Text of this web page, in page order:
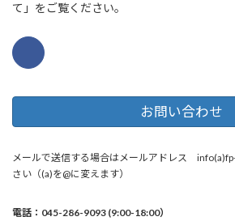
て」をご覧ください。
お問い合わせ
メールで送信する場合はメールアドレス
さい（(a)を@に変えます）
電話：045-286-9093 (9:00-18:00）